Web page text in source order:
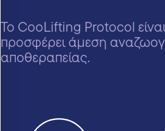
Το CooLifting Protocol
προσφέρει άμεση
αποθεραπείας.